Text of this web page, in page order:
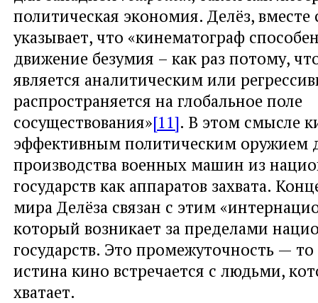
политическая экономия. Делёз, вместе
указывает, что «кинематограф
движение безумия – как раз потому,
является аналитическим или
распространяется на глобальное поле
сосуществования»[11]. В этом смысле
эффективным политическим оружием
производства военных машин из
государств как аппаратов захвата.
мира Делёза связан с этим
который возникает за пределами
государств. Это промежуточность — то
истина кино встречается с людьми,
хватает.